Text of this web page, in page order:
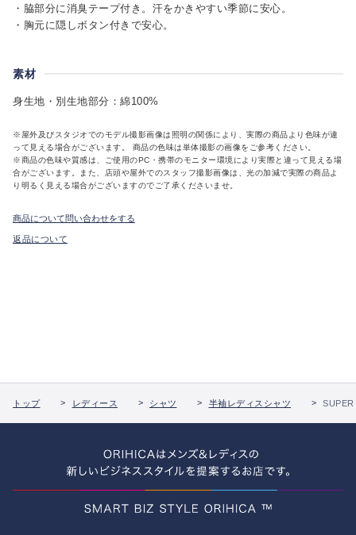
・脇部分に消臭テープ付き。汗をかきやすい季節に安心。
・胸元に隠しボタン付きで安心。
素材
身生地・別生地部分：綿100%
※屋外及びスタジオでのモデル撮影画像は照明の関係により、実際の商品より色味が違
って見える場合がございます。 商品の色味は単体撮影の画像をご参考ください。
※商品の色味や質感は、ご使用のPC・携帯のモニター環境により実際と違って見える場
合がございます。また、店頭や屋外でのスタッフ撮影画像は、光の加減で実際の商品よ
り明るく見える場合がございますのでご了承くださいませ。
商品について問い合わせをする
返品について
トップ レディース シャツ 半袖レディスシャツ